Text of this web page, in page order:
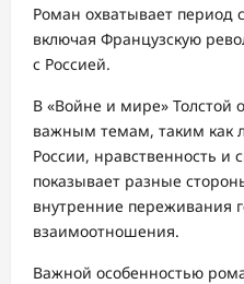
Роман охватывает период
включая Французскую
с Россией.
В «Войне и мире» Толстой
важным темам, таким как
России, нравственность
показывает разные
внутренние переживания
взаимоотношения.
Важной особенностью